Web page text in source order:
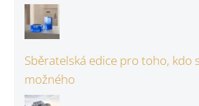
Sběratelská edice pro toho, kdo
možného